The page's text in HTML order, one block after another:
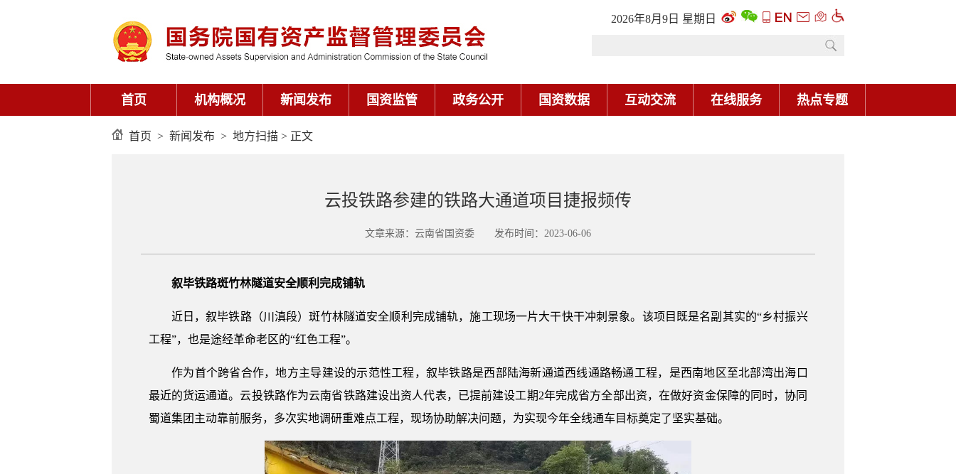
2026年8月9日 星期日
首页 机构概况 新闻发布 国资监管 政务公开 国资数据 互动交流 在线服务 热点专题
首页 > 新闻发布 > 地方扫描 > 正文
云投铁路参建的铁路大通道项目捷报频传
文章来源：云南省国资委 发布时间：2023-06-06
叙毕铁路斑竹林隧道安全顺利完成铺轨
近日，叙毕铁路（川滇段）斑竹林隧道安全顺利完成铺轨，施工现场一片大干快干冲刺景象。该项目既是名副其实的“乡村振兴
工程”，也是途经革命老区的“红色工程”。
作为首个跨省合作，地方主导建设的示范性工程，叙毕铁路是西部陆海新通道西线通路畅通工程，是西南地区至北部湾出海口
最近的货运通道。云投铁路作为云南省铁路建设出资人代表，已提前建设工期2年完成省方全部出资，在做好资金保障的同时，协同
蜀道集团主动靠前服务，多次实地调研重难点工程，现场协助解决问题，为实现今年全线通车目标奠定了坚实基础。